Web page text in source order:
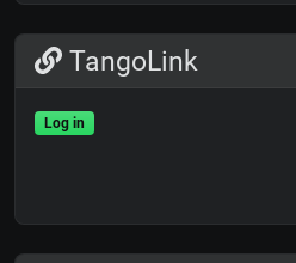
TangoLink
Log in